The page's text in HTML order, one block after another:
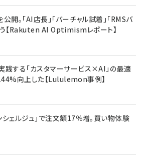
開。「AI店長」「バーチャル試着」「RMSバ
【Rakuten AI Optimismレポート】
践する「カスタマーサービス×AI」の最適
向上した【Lululemon事例】
シェルジュ」で注文額17％増。買い物体験